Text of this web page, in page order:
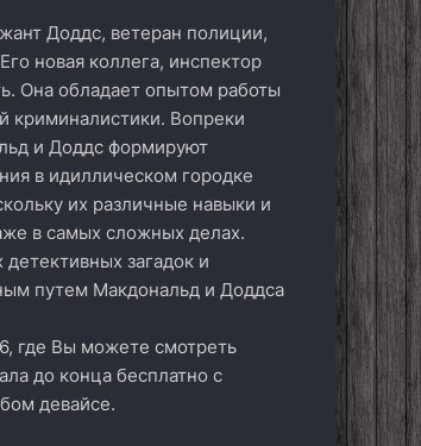
Доддс, ветеран полиции,
новая коллега, инспектор
Она обладает опытом работы
криминалистики. Вопреки
и Доддс формируют
в идиллическом городке
их различные навыки и
в самых сложных делах.
загадок и
путем Макдональд и Доддса
где Вы можете смотреть
до конца бесплатно с
девайсе.